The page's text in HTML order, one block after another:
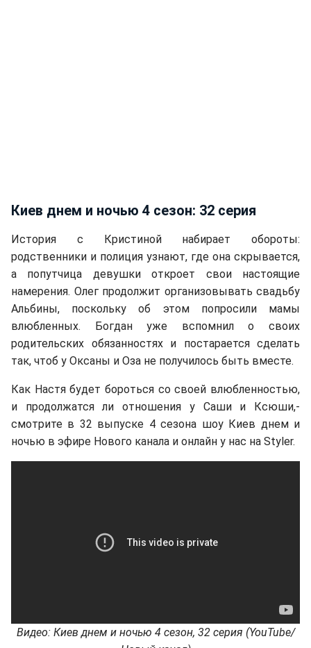
Киев днем и ночью 4 сезон: 32 серия
История с Кристиной набирает обороты:
родственники и полиция узнают, где она скрывается,
а попутчица девушки откроет свои настоящие
намерения. Олег продолжит организовывать свадьбу
Альбины, поскольку об этом попросили мамы
влюбленных. Богдан уже вспомнил о своих
родительских обязанностях и постарается сделать
так, чтоб у Оксаны и Оза не получилось быть вместе.
Как Настя будет бороться со своей влюбленностью,
и продолжатся ли отношения у Саши и Ксюши,-
смотрите в 32 выпуске 4 сезона шоу Киев днем и
ночью в эфире Нового канала и онлайн у нас на Styler.
Видео: Киев днем и ночью 4 сезон, 32 серия (YouTube/